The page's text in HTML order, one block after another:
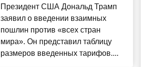
Президент США Дональд Трамп
заявил о введении взаимных
пошлин против «всех стран
мира». Он представил таблицу
размеров введенных тарифов....